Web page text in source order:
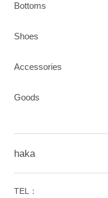
Bottoms
Shoes
Accessories
Goods
haka
TEL：